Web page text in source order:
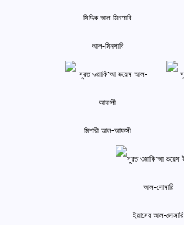
আল-মিনশাবি
মিশারী আল-আফসী
ইয়াসের আল-দোসারি